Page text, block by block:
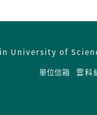
University of
單位信箱
雲科